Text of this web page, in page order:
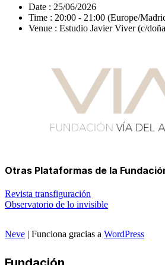
Date : 25/06/2026
Time : 20:00 - 21:00 (Europe/
Venue : Estudio Javier Viver (c/
Otras Plataformas de la
Revista transfiguración
Observatorio de lo invisible
Neve | Funciona gracias a WordPress